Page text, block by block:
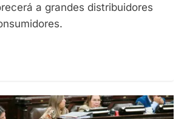
a grandes distribuidores